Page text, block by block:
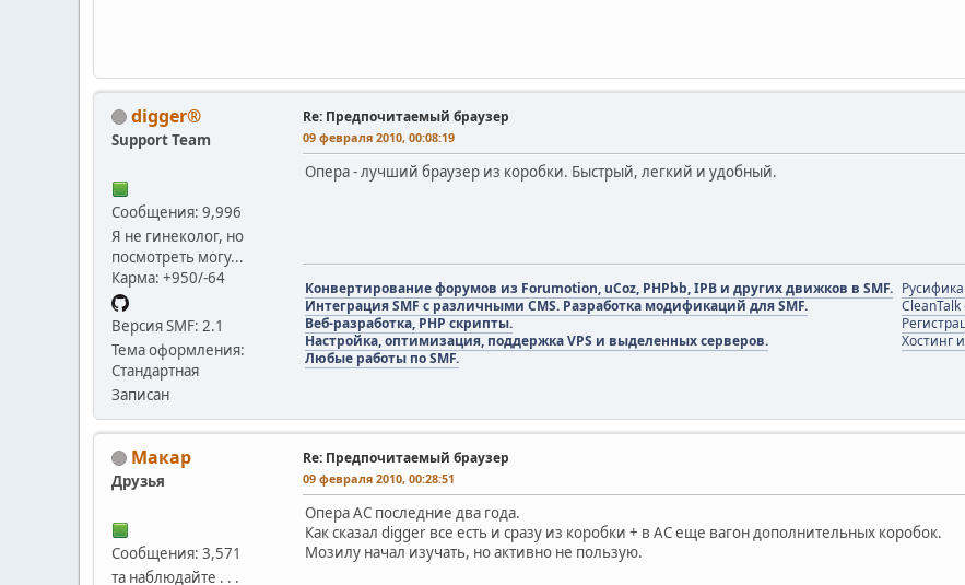
digger®
Support Team
Сообщения: 9,996
Я не гинеколог, но
посмотреть могу...
Карма: +950/-64
Версия SMF: 2.1
Тема оформления:
Стандартная
Записан
Re: Предпочитаемый браузер
09 февраля 2010, 00:08:19
Опера - лучший браузер из коробки. Быстрый, легкий и удобный.
Конвертирование форумов из Forumotion, uCoz, PHPbb, IPB и других движков в SMF.
Интеграция SMF с различными CMS. Разработка модификаций для SMF.
Веб-разработка, PHP скрипты.
Настройка, оптимизация, поддержка VPS и выделенных серверов.
Любые работы по SMF.
Хостинг
Макар
Друзья
Сообщения: 3,571
та наблюдайте . . .
Re: Предпочитаемый браузер
09 февраля 2010, 00:28:51
Опера АС последние два года.
Как сказал digger все есть и сразу из коробки + в АС еще вагон дополнительных коробок.
Мозилу начал изучать, но активно не пользую.